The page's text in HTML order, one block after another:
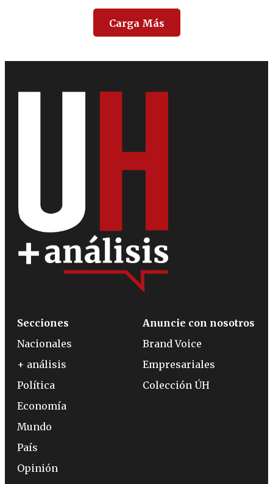
Carga Más
Secciones
Nacionales
+ análisis
Política
Economía
Mundo
País
Opinión
Anuncie con nosotros
Brand Voice
Empresariales
Colección ÚH